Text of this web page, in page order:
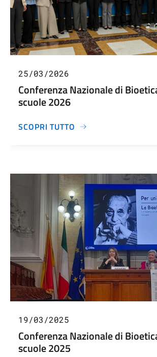
25/03/2026
Conferenza Nazionale di
scuole 2026
SCOPRI TUTTO
19/03/2025
Conferenza Nazionale di
scuole 2025